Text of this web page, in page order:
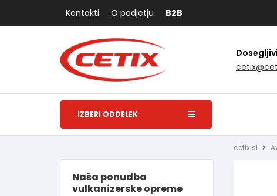
Kontakti O podjetju B2B
cetix
IZBERI ODDELEK
Naša ponudba
vulkanizerske opreme
cetix.si